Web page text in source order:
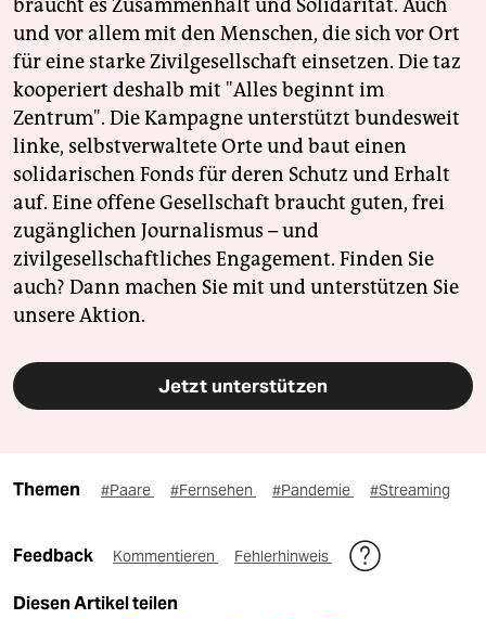
braucht es Zusammenhalt und Solidarität. Auch
und vor allem mit den Menschen, die sich vor Ort
für eine starke Zivilgesellschaft einsetzen. Die taz
kooperiert deshalb mit "Alles beginnt im
Zentrum". Die Kampagne unterstützt bundesweit
linke, selbstverwaltete Orte und baut einen
solidarischen Fonds für deren Schutz und Erhalt
auf. Eine offene Gesellschaft braucht guten, frei
zugänglichen Journalismus – und
zivilgesellschaftliches Engagement. Finden Sie
auch? Dann machen Sie mit und unterstützen Sie
unsere Aktion.
Jetzt unterstützen
Themen #Paare #Fernsehen #Pandemie #Streaming
Feedback Kommentieren Fehlerhinweis
Diesen Artikel teilen